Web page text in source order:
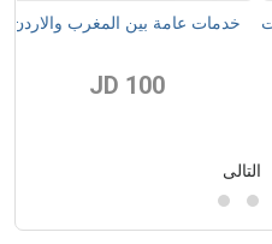
خدمات عامة بين المغرب والاردن
100 JD
التالى